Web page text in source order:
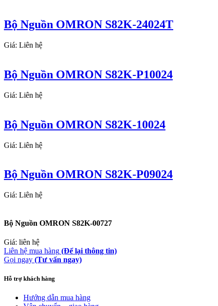
Bộ Nguồn OMRON S82K-24024T
Giá: Liên hệ
Bộ Nguồn OMRON S82K-P10024
Giá: Liên hệ
Bộ Nguồn OMRON S82K-10024
Giá: Liên hệ
Bộ Nguồn OMRON S82K-P09024
Giá: Liên hệ
Bộ Nguồn OMRON S82K-00727
Giá: liên hệ
Liên hệ mua hàng (Để lại thông tin)
Gọi ngay (Tư vấn ngay)
Hỗ trợ khách hàng
Hướng dẫn mua hàng